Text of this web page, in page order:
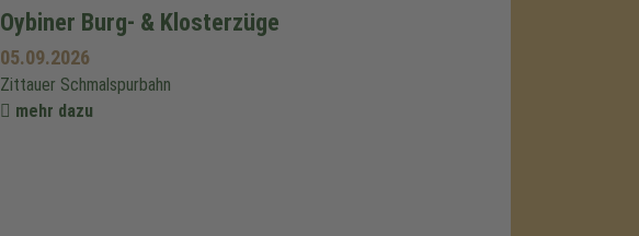
Oybiner Burg- & Klosterzüge
05.09.2026
Zittauer Schmalspurbahn
mehr dazu